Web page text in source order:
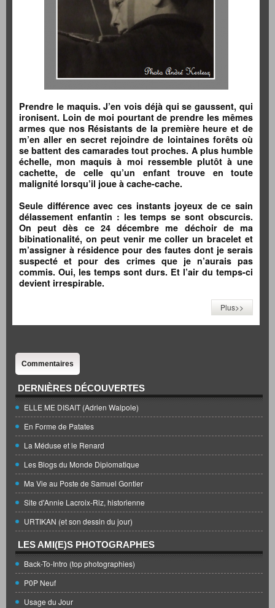
Prendre le maquis. J’en vois déjà qui se gaussent, qui
ironisent. Loin de moi pourtant de prendre les mêmes
armes que nos Résistants de la première heure et de
m’en aller en secret rejoindre de lointaines forêts où
se battent des camarades tout proches. A plus humble
échelle, mon maquis à moi ressemble plutôt à une
cachette, de celle qu’un enfant trouve en toute
malignité lorsqu’il joue à cache-cache.
Seule différence avec ces instants joyeux de ce sain
délassement enfantin : les temps se sont obscurcis.
On peut dès ce 24 décembre me déchoir de ma
bibinationalité, on peut venir me coller un bracelet et
m’assigner à résidence pour des fautes dont je serais
suspecté et pour des crimes que je n’aurais pas
commis. Oui, les temps sont durs. Et l’air du temps-ci
devient irrespirable.
Plus>>
Commentaires
DERNIÈRES DÉCOUVERTES
ELLE ME DISAIT (Adrien Walpole)
En Forme de Patates
La Méduse et le Renard
Les Blogs du Monde Diplomatique
Ma Vie au Poste de Samuel Gontier
Site d'Annie Lacroix-Riz, historienne
URTIKAN (et son dessin du jour)
LES AMI(E)S PHOTOGRAPHES
Back-To-Intro (top photographies)
P0P Neuf
Usage du Jour